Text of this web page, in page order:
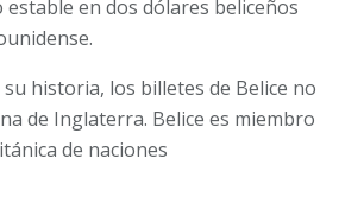
en dos dólares beliceños
historia, los billetes de Belice no
de Inglaterra. Belice es miembro
de naciones